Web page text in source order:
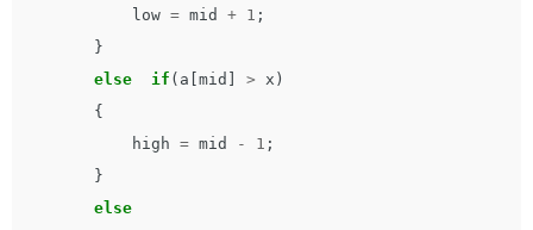
low = mid + 1 ;
}
else
if ( a mid > x )
{
high = mid - 1 ;
}
else